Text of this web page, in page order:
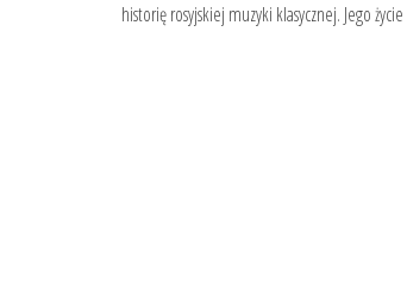
historię rosyjskiej muzyki klasycznej. Jego